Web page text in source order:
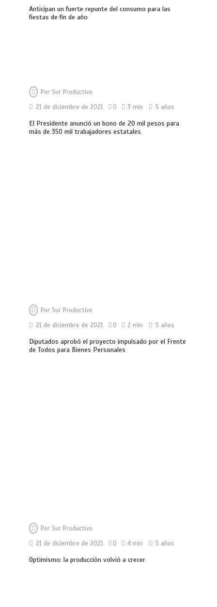
Anticipan un fuerte repunte del consumo para las
fiestas de fin de año
Por Sur Productivo
21 de diciembre de 2021
0 3 min 5 años
El Presidente anunció un bono de 20 mil pesos para
más de 350 mil trabajadores estatales
Por Sur Productivo
21 de diciembre de 2021
0 2 min 5 años
Diputados aprobó el proyecto impulsado por el Frente
de Todos para Bienes Personales
Por Sur Productivo
21 de diciembre de 2021
0 4 min 5 años
Optimismo: la producción volvió a crecer